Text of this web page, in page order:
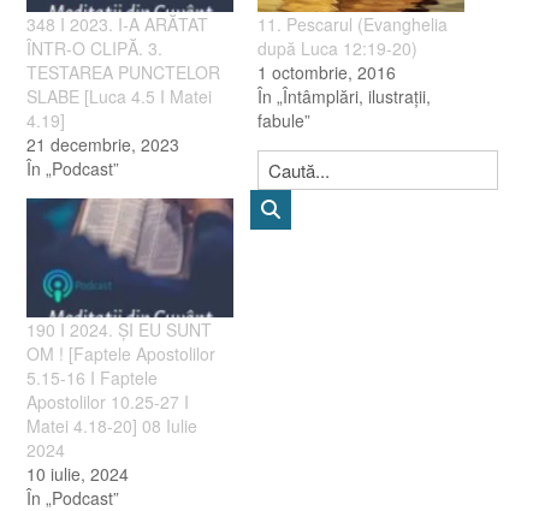
348 I 2023. I-A ARĂTAT
ÎNTR-O CLIPĂ. 3.
TESTAREA PUNCTELOR
SLABE [Luca 4.5 I Matei
4.19]
21 decembrie, 2023
În „Podcast”
11. Pescarul (Evanghelia
după Luca 12:19-20)
1 octombrie, 2016
În „Întâmplări, ilustraţii,
fabule”
190 I 2024. ȘI EU SUNT
OM ! [Faptele Apostolilor
5.15-16 I Faptele
Apostolilor 10.25-27 I
Matei 4.18-20] 08 Iulie
2024
10 iulie, 2024
În „Podcast”